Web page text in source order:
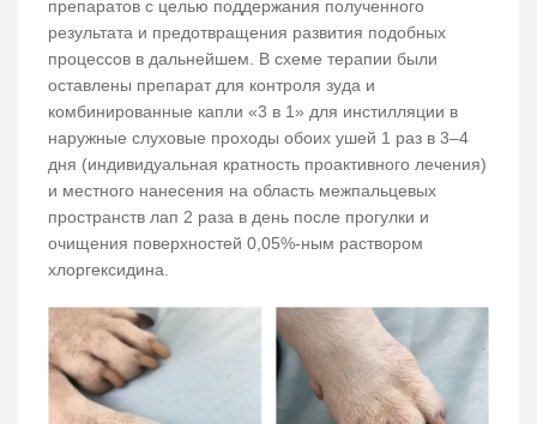
препаратов с целью поддержания полученного
результата и предотвращения развития подобных
процессов в дальнейшем. В схеме терапии были
оставлены препарат для контроля зуда и
комбинированные капли «3 в 1» для инстилляции в
наружные слуховые проходы обоих ушей 1 раз в 3–4
дня (индивидуальная кратность проактивного лечения)
и местного нанесения на область межпальцевых
пространств лап 2 раза в день после прогулки и
очищения поверхностей 0,05%-ным раствором
хлоргексидина.